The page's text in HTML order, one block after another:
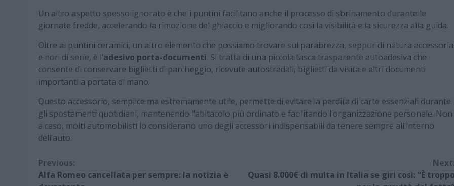
Un altro aspetto spesso ignorato è che i puntini facilitano anche il processo di sbrinamento durante le
giornate fredde, accelerando la rimozione del ghiaccio e migliorando così la visibilità e la sicurezza alla guida.
Oltre ai puntini ceramici, un altro elemento che possiamo trovare sul parabrezza, seppur di natura accessoria
e non di serie, è l’adesivo porta-documenti. Si tratta di una piccola tasca trasparente autoadesiva che
consente di conservare biglietti di parcheggio, ricevute autostradali, biglietti da visita e altri documenti
importanti a portata di mano.
Questo accessorio, semplice ma estremamente utile, permette di evitare la perdita di carte essenziali durante
gli spostamenti quotidiani, mantenendo l’abitacolo più ordinato e facilitando l’organizzazione personale. Non
a caso, molti automobilisti lo considerano uno degli accessori indispensabili da tenere sempre all’interno
dell’auto.
Continue
Previous:
Alfa Romeo cancellata per sempre: la notizia è
Quasi 8.000€ di multa in Italia se giri così: “È